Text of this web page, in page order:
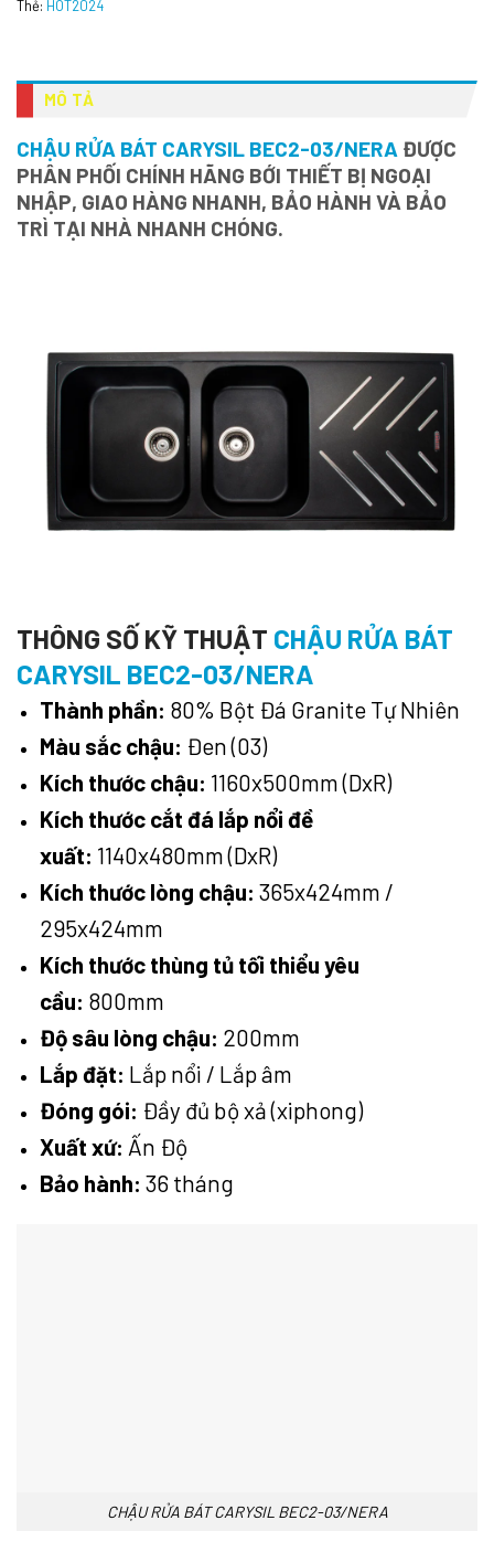
Thẻ: HOT2024
MÔ TẢ
CHẬU RỬA BÁT CARYSIL BEC2-03/NERA ĐƯỢC
PHÂN PHỐI CHÍNH HÃNG BỚI THIẾT BỊ NGOẠI
NHẬP, GIAO HÀNG NHANH, BẢO HÀNH VÀ BẢO
TRÌ TẠI NHÀ NHANH CHÓNG.
THÔNG SỐ KỸ THUẬT CHẬU RỬA BÁT
CARYSIL BEC2-03/NERA
Thành phần: 80% Bột Đá Granite Tự Nhiên
Màu sắc chậu: Đen (03)
Kích thước chậu: 1160x500mm (DxR)
Kích thước cắt đá lắp nổi đề
xuất: 1140x480mm (DxR)
Kích thước lòng chậu: 365x424mm /
295x424mm
Kích thước thùng tủ tối thiểu yêu
cầu: 800mm
Độ sâu lòng chậu: 200mm
Lắp đặt: Lắp nổi / Lắp âm
Đóng gói: Đầy đủ bộ xả (xiphong)
Xuất xứ: Ấn Độ
Bảo hành: 36 tháng
CHẬU RỬA BÁT CARYSIL BEC2-03/NERA